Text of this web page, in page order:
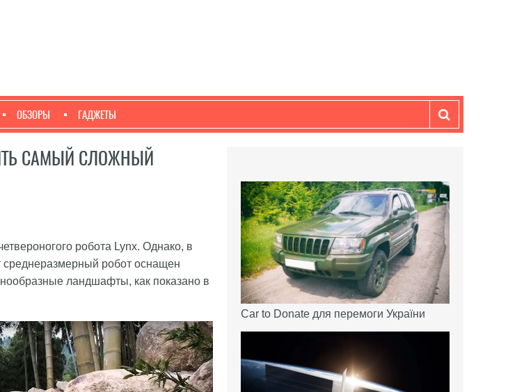
ОБЗОРЫ ГАДЖЕТЫ
САМЫЙ СЛОЖНЫЙ
робота Lynx. Однако, в
среднеразмерный робот оснащен
ландшафты, как показано в
Car to Donate для перемоги України